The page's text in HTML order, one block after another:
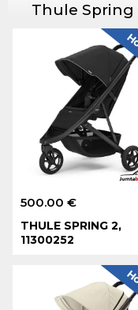
Thule Spring
500.00 €
THULE SPRING 2,
11300252